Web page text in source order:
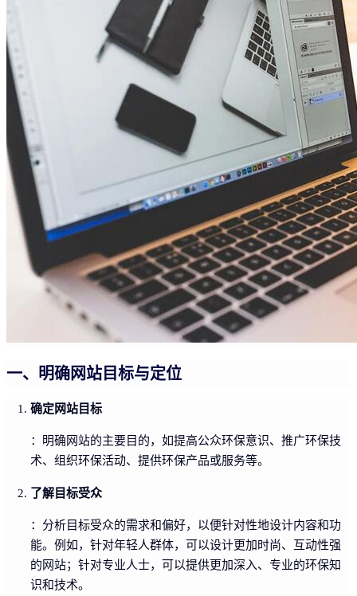
一、明确网站目标与定位
确定网站目标
：明确网站的主要目的，如提高公众环保意识、推广环保技
术、组织环保活动、提供环保产品或服务等。
了解目标受众
：分析目标受众的需求和偏好，以便针对性地设计内容和功
能。例如，针对年轻人群体，可以设计更加时尚、互动性强
的网站；针对专业人士，可以提供更加深入、专业的环保知
识和技术。